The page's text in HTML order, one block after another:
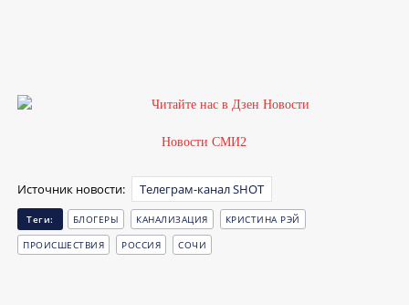
Новости СМИ2
Источник новости: Телеграм-канал SHOT
Теги: БЛОГЕРЫ КАНАЛИЗАЦИЯ
КРИСТИНА РЭЙ
ПРОИСШЕСТВИЯ
РОССИЯ СОЧИ